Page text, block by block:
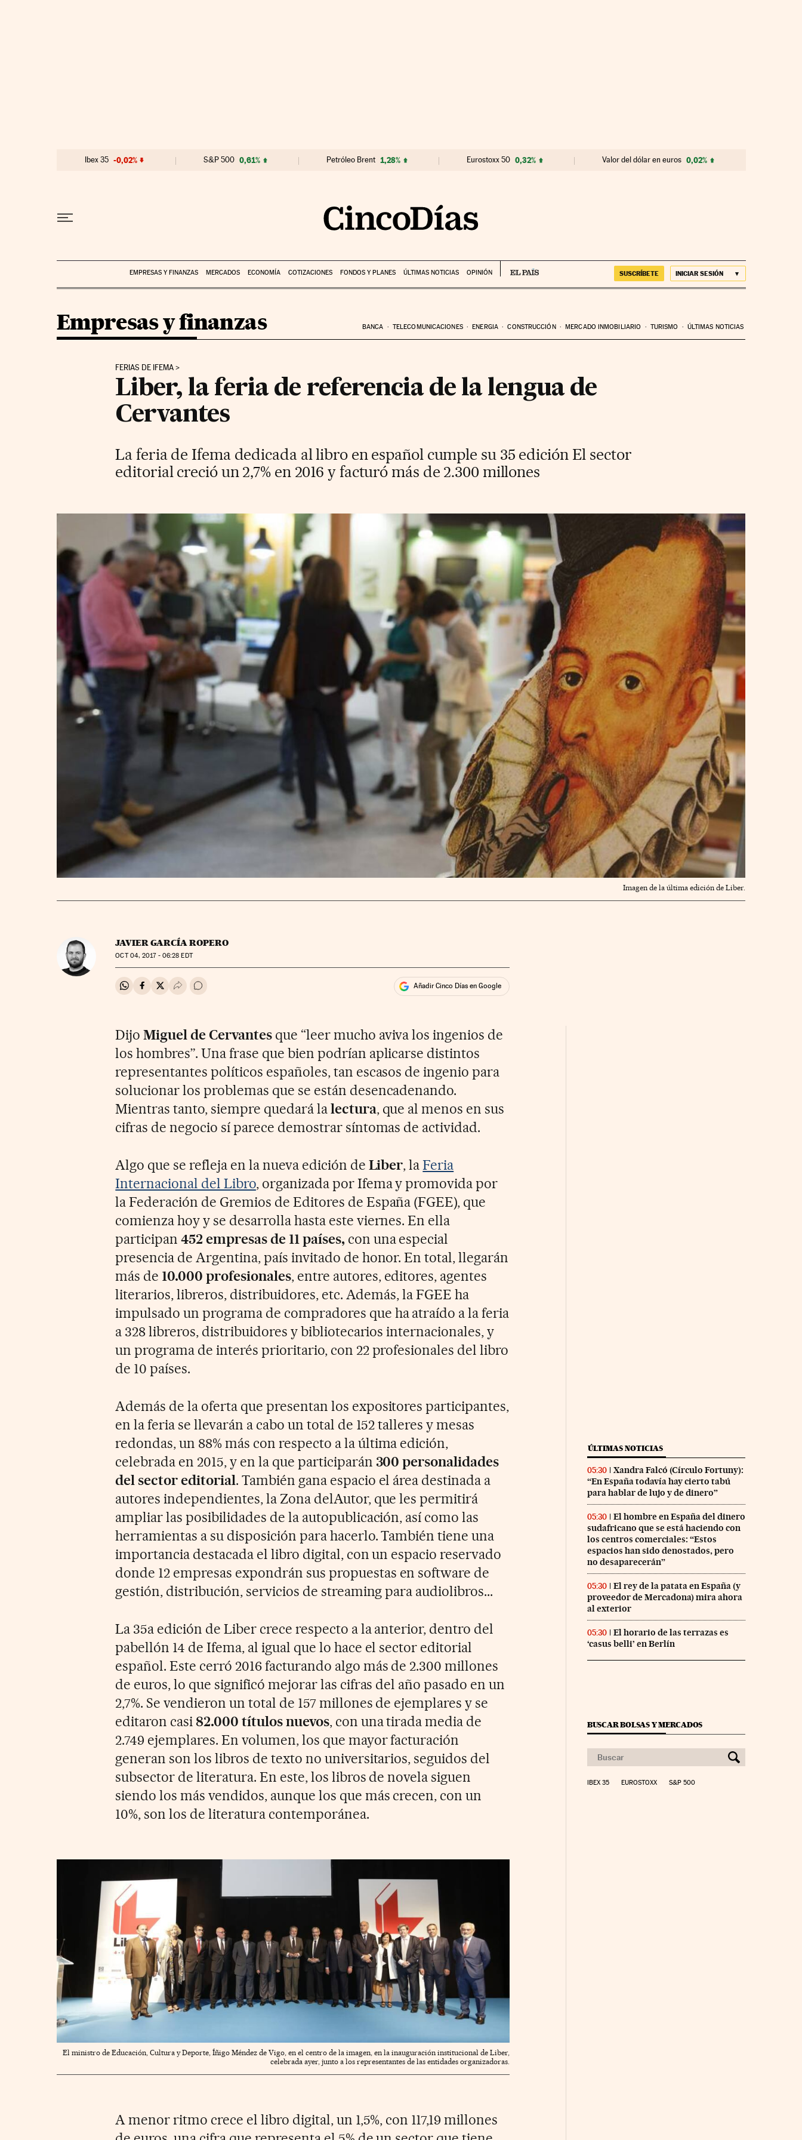
Ibex 35 -0,02% S&P 500 0,61% Petróleo Brent 1,28% Eurostoxx 50 0,32% Valor del dólar en euros 0,02%
EMPRESAS Y FINANZAS MERCADOS ECONOMÍA COTIZACIONES FONDOS Y PLANES ÚLTIMAS NOTICIAS OPINIÓN SUSCRÍBETE INICIAR SESIÓN
Empresas y finanzas BANCA TELECOMUNICACIONES ENERGIA CONSTRUCCIÓN MERCADO INMOBILIARIO TURISMO ÚLTIMAS NOTICIAS
FERIAS DE IFEMA
Liber, la feria de referencia de la lengua de
Cervantes
La feria de Ifema dedicada al libro en español cumple su 35 edición El sector
editorial creció un 2,7% en 2016 y facturó más de 2.300 millones
Imagen de la última edición de Liber.
JAVIER GARCÍA ROPERO
OCT04, 2017 - 06:28 EDT
Compartir en Whatsapp
Compartir en Facebook
Compartir en Twitter
Desplegar Redes Sociales
Ir a los comentarios Añadir Cinco Días en Google
DijoMiguel de Cervantesque “leer mucho aviva los ingenios de
los hombres”. Una frase que bien podrían aplicarse distintos
representantes políticos españoles, tan escasos de ingenio para
solucionar los problemas que se están desencadenando.
Mientras tanto, siempre quedará lalectura, que al menos en sus
cifras de negocio sí parece demostrar síntomas de actividad.
Algo que se refleja en la nueva edición de Liber, laFeria
Internacional del Libro, organizada por Ifema y promovida por
la Federación de Gremios de Editores de España (FGEE), que
comienza hoy y se desarrolla hasta este viernes. En ella
participan452 empresas de 11 países,con una especial
presencia de Argentina, país invitado de honor. En total, llegarán
más de 10.000 profesionales, entre autores, editores, agentes
literarios, libreros, distribuidores, etc. Además, la FGEE ha
impulsado un programa de compradores que ha atraído a la feria
a 328 libreros, distribuidores y bibliotecarios internacionales, y
un programa de interés prioritario, con 22 profesionales del libro
de 10 países.
Además de la oferta que presentan los expositores participantes,
en la feria se llevarán a cabo un total de 152 talleres y mesas
redondas, un 88% más con respecto a la última edición,
celebrada en 2015, y en la que participarán 300 personalidades
del sector editorial. También gana espacio el área destinada a
autores independientes, la Zona delAutor, que les permitirá
ampliar las posibilidades de la autopublicación, así como las
herramientas a su disposición para hacerlo. También tiene una
importancia destacada el libro digital, con un espacio reservado
donde 12 empresas expondrán sus propuestas en software de
gestión, distribución, servicios de streaming para audiolibros...
La 35a edición de Liber crece respecto a la anterior, dentro del
pabellón 14 de Ifema, al igual que lo hace el sector editorial
español. Este cerró 2016 facturando algo más de 2.300 millones
de euros, lo que significó mejorar las cifras del año pasado en un
2,7%. Se vendieron un total de 157 millones de ejemplares y se
editaron casi 82.000 títulos nuevos, con una tirada media de
2.749 ejemplares. En volumen, los que mayor facturación
generan son los libros de texto no universitarios, seguidos del
subsector de literatura. En este, los libros de novela siguen
siendo los más vendidos, aunque los que más crecen, con un
10%, son los de literatura contemporánea.
El ministro de Educación, Cultura y Deporte, Íñigo Méndez de Vigo, en el centro de la imagen, en la inauguración institucional de Liber,
celebrada ayer, junto a los representantes de las entidades organizadoras.
A menor ritmo crece el libro digital, un 1,5%, con 117,19 millones
ÚLTIMAS NOTICIAS
05:30
Xandra Falcó (Círculo Fortuny):
“En España todavía hay cierto tabú
para hablar de lujo y de dinero”
05:30
El hombre en España del dinero
sudafricano que se está haciendo con
los centros comerciales: “Estos
espacios han sido denostados, pero
no desaparecerán”
05:30
El rey de la patata en España (y
proveedor de Mercadona) mira ahora
al exterior
05:30
El horario de las terrazas es
‘casus belli’ en Berlín
BUSCAR BOLSAS Y MERCADOS
IBEX 35 EUROSTOXX S&P 500